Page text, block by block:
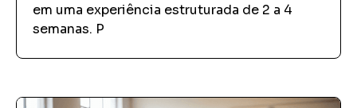
em uma experiência estruturada de 2 a 4
semanas. P